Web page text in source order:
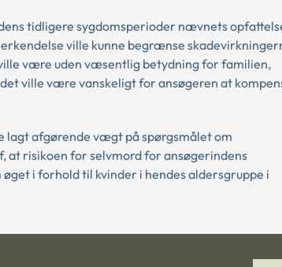
tidligere sygdomsperioder nævnets
ville kunne begrænse
være uden væsentlig betydning for familien,
ville være vanskeligt for ansøgeren at
afgørende vægt på spørgsmålet om
at risikoen for selvmord for ansøgerindens
i forhold til kvinder i hendes aldersgruppe i